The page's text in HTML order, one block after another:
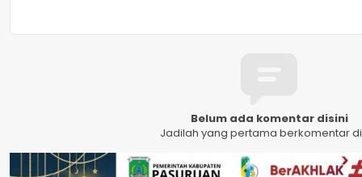
Belum ada komentar disini
Jadilah yang pertama berkomentar